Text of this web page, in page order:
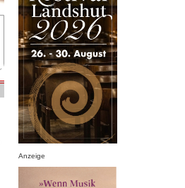
Anzeige